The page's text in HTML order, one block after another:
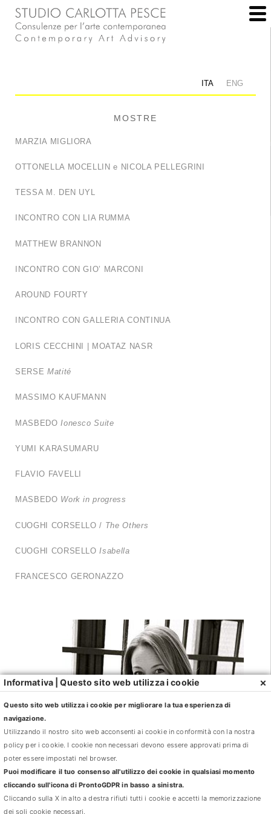
ITA ENG
MOSTRE
MARZIA MIGLIORA
OTTONELLA MOCELLIN e NICOLA PELLEGRINI
TESSA M. DEN UYL
INCONTRO CON LIA RUMMA
MATTHEW BRANNON
INCONTRO CON GIO’ MARCONI
AROUND FOURTY
INCONTRO CON GALLERIA CONTINUA
LORIS CECCHINI | MOATAZ NASR
SERSE Matité
MASSIMO KAUFMANN
MASBEDOIonesco Suite
YUMI KARASUMARU
FLAVIO FAVELLI
MASBEDO Work in progress
CUOGHI CORSELLO / The Others
CUOGHI CORSELLOIsabella
FRANCESCO GERONAZZO
Informativa | Questo sito web utilizza i cookie ×
Questo sito web utilizza i cookie per migliorare la tua esperienza di
navigazione.
Utilizzando il nostro sito web acconsenti ai cookie in conformità con la nostra
policy per i cookie. I cookie non necessari devono essere approvati prima di
poter essere impostati nel browser.
Puoi modificare il tuo consenso all'utilizzo dei cookie in qualsiasi momento
cliccando sull'icona di ProntoGDPR in basso a sinistra.
Cliccando sulla X in alto a destra rifiuti tutti i cookie e accetti la memorizzazione
dei soli cookie necessari.